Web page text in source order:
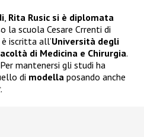
Rita Rusic si è diplomata
la scuola Cesare Crrenti di
è iscritta all’Università degli
di Medicina e Chirurgia.
mantenersi gli studi ha
di modella posando anche
.